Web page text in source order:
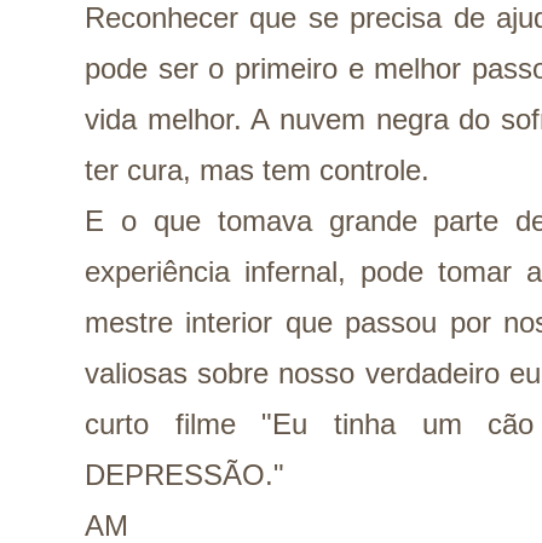
Reconhecer que se precisa de
pode ser o primeiro e melhor
vida melhor. A nuvem negra do
ter cura, mas tem controle.
E o que tomava grande parte
experiência infernal, pode tomar
mestre interior que passou por
valiosas sobre nosso verdadeiro
curto filme "Eu tinha um
DEPRESSÃO."
AM